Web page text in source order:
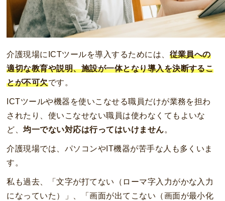
介護現場にICTツールを導入するためには、 従業員への
適切な教育や説明、施設が一体となり導入を決断するこ
とが不可欠です。
ICTツールや機器を使いこなせる職員だけが業務を担わ
されたり、使いこなせない職員は使わなくてもよいな
ど、均一でない対応は行ってはいけません。
介護現場では、パソコンやIT機器が苦手な人も多くいま
す。
私も過去、「文字が打てない（ローマ字入力がかな入力
になっていた）」、「画面が出てこない（画面が最小化